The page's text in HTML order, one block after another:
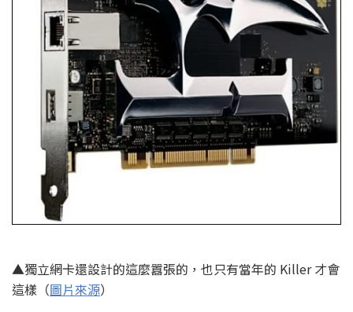
▲獨立網卡還設計的這麼囂張的，也只有當年的 Killer 才會
這樣（圖片來源）